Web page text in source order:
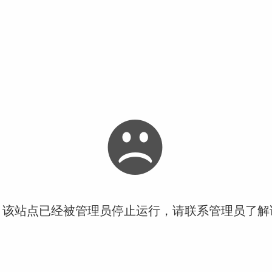
站点已经被管理员停止运行，请联系管理员了